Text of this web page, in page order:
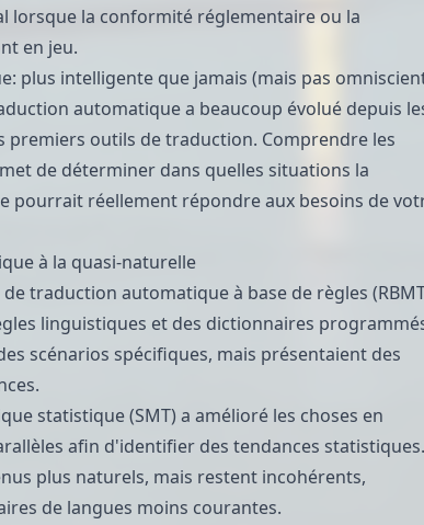
lorsque la conformité réglementaire ou la
en jeu.
plus intelligente que jamais (mais pas
automatique a beaucoup évolué depuis
premiers outils de traduction. Comprendre les
de déterminer dans quelles situations la
pourrait réellement répondre aux besoins de
à la quasi-naturelle
traduction automatique à base de règles
linguistiques et des dictionnaires
scénarios spécifiques, mais présentaient des
statistique (SMT) a amélioré les choses en
afin d'identifier des tendances statistiques.
plus naturels, mais restent incohérents,
de langues moins courantes.